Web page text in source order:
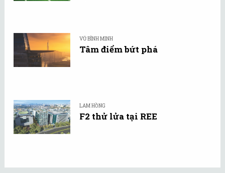
VŨ BÌNH MINH
Tâm điểm bứt phá
LAM HỒNG
F2 thử lửa tại REE